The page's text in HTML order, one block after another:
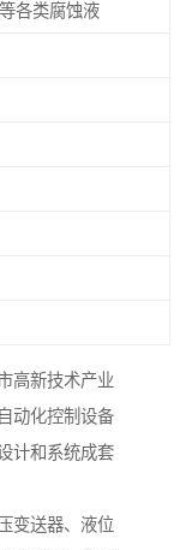
各类腐蚀液
高新技术产业
动化控制设备
计和系统成套
变送器、液位